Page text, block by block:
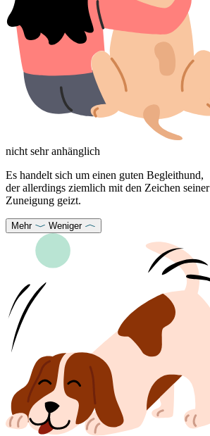
nicht sehr anhänglich
Es handelt sich um einen guten Begleithund,
der allerdings ziemlich mit den Zeichen seiner
Zuneigung geizt.
Mehr Weniger